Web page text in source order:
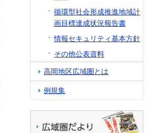
循環型社会形成推進地域計
画目標達成状況報告書
情報セキュリティ基本方針
その他公表資料
高岡地区広域圏とは
例規集